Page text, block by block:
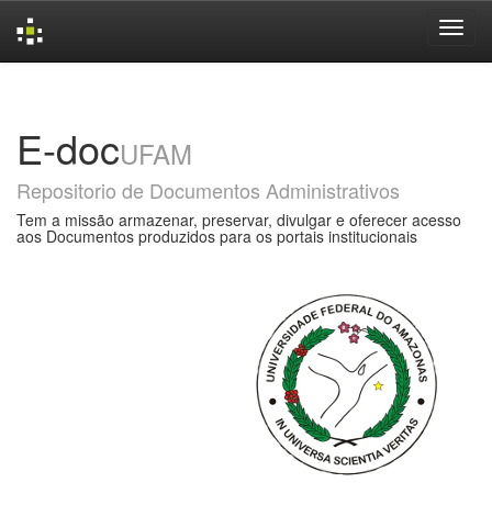
E-docUFAM
Repositorio de Documentos Administrativos
Tem a missão armazenar, preservar, divulgar e oferecer acesso
aos Documentos produzidos para os portais institucionais